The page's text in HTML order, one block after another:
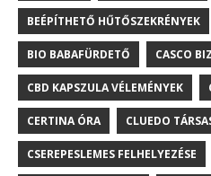
BEÉPÍTHETŐ HŰTŐSZEKRÉNYEK
BIO BABAFÜRDETŐ CASCO
CBD KAPSZULA VÉLEMÉNYEK
CERTINA ÓRA CLUEDO
CSEREPESLEMES FELHELYEZÉSE